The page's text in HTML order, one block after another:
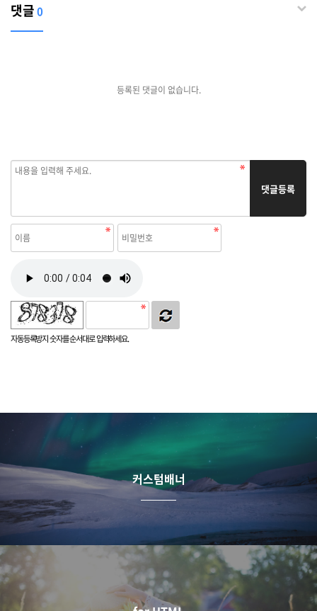
댓글0
등록된 댓글이 없습니다.
자동등록방지 숫자를 순서대로 입력하세요.
댓글등록
커스텀배너